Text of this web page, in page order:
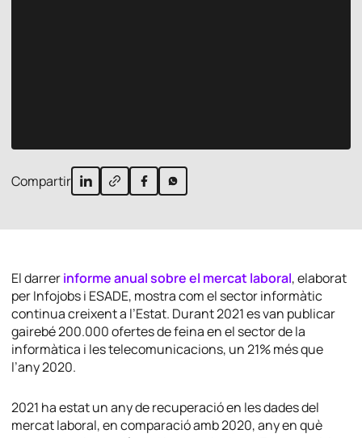
Compartir
El darrerinforme anual sobre el mercat laboral, elaborat
per Infojobs i ESADE, mostra com el sector informàtic
continua creixent a l’Estat. Durant 2021 es van publicar
gairebé 200.000 ofertes de feina en el sector de la
informàtica i les telecomunicacions, un 21% més que
l’any 2020.
2021 ha estat un any de recuperació en les dades del
mercat laboral, en comparació amb 2020, any en què